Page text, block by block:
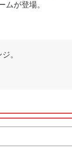
ムが登場。
。